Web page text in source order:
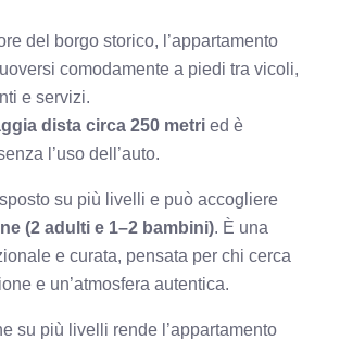
del borgo storico, l’appartamento
comodamente a piedi tra vicoli,
e servizi.
dista circa 250 metri ed è
l’uso dell’auto.
su più livelli e può accogliere
(2 adulti e 1–2 bambini) . È una
e curata, pensata per chi cerca
e un’atmosfera autentica.
su più livelli rende l’appartamento